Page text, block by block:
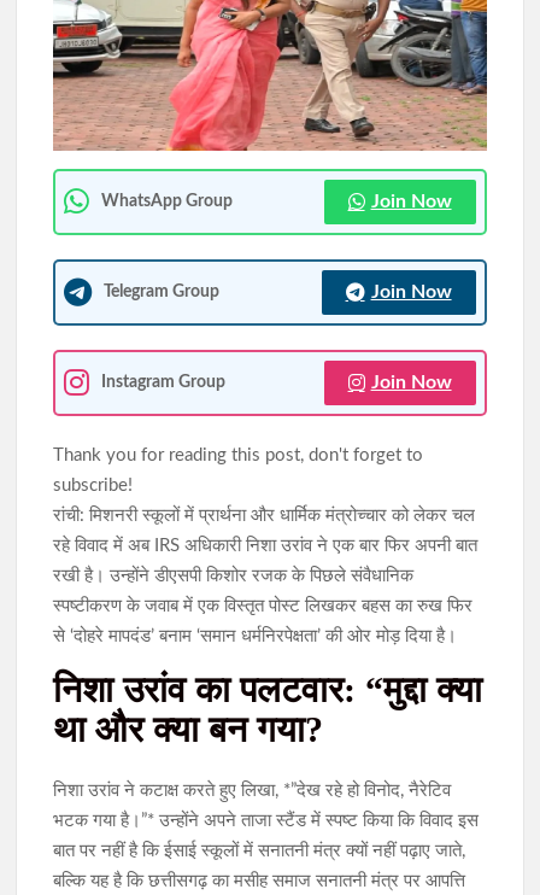
JPSC आंदोलन: अनशनरत छात्र राहुल क्रांति की तबीयत बिगड़ी, सदर
अस्पताल में भर्ती; बाबूलाल मरांडी ने जाना हालचाल
झारखंड विधानसभा: JPSC-JSSC मुद्दे पर दूसरे दिन भी हंगामा, विधानसभा
सोमवार 11 बजे तक के लिए स्थागीत ,इधर CBI जांच की मांग पर अड़ा विपक्ष
WhatsApp Group Join Now
Telegram Group Join Now
Instagram Group Join Now
Thank you for reading this post, don't forget to
subscribe!
रांची: मिशनरी स्कूलों में प्रार्थना और धार्मिक मंत्रोच्चार को लेकर चल
रहे विवाद में अब IRS अधिकारी निशा उरांव ने एक बार फिर अपनी बात
रखी है। उन्होंने डीएसपी किशोर रजक के पिछले संवैधानिक
स्पष्टीकरण के जवाब में एक विस्तृत पोस्ट लिखकर बहस का रुख फिर
से ‘दोहरे मापदंड’ बनाम ‘समान धर्मनिरपेक्षता’ की ओर मोड़ दिया है।
निशा उरांव का पलटवार: “मुद्दा क्या
था और क्या बन गया?
निशा उरांव ने कटाक्ष करते हुए लिखा, *”देख रहे हो विनोद, नैरेटिव
भटक गया है।”* उन्होंने अपने ताजा स्टैंड में स्पष्ट किया कि विवाद इस
बात पर नहीं है कि ईसाई स्कूलों में सनातनी मंत्र क्यों नहीं पढ़ाए जाते,
बल्कि यह है कि छत्तीसगढ़ का मसीह समाज सनातनी मंत्र पर आपत्ति